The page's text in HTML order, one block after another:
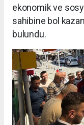
ekonomik ve
sahibine bol
bulundu.